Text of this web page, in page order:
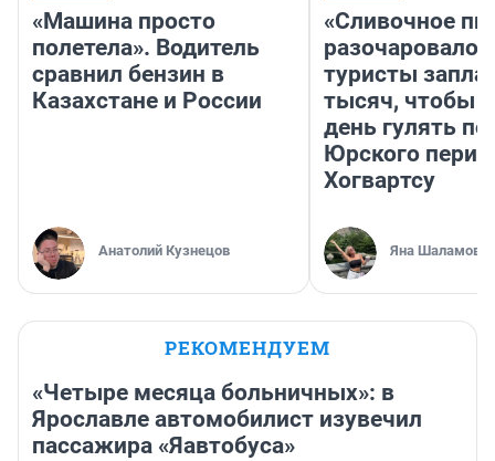
«Машина просто
полетела». Водитель
сравнил бензин в
Казахстане и России
Анатолий Кузнецов
«Сливочное
разочаровало»:
туристы
тысяч, чтобы
день гулять по
Юрского
Хогвартсу
Яна Шаламова
РЕКОМЕНДУЕМ
«Четыре месяца больничных»: в
Ярославле автомобилист изувечил
пассажира «Яавтобуса»